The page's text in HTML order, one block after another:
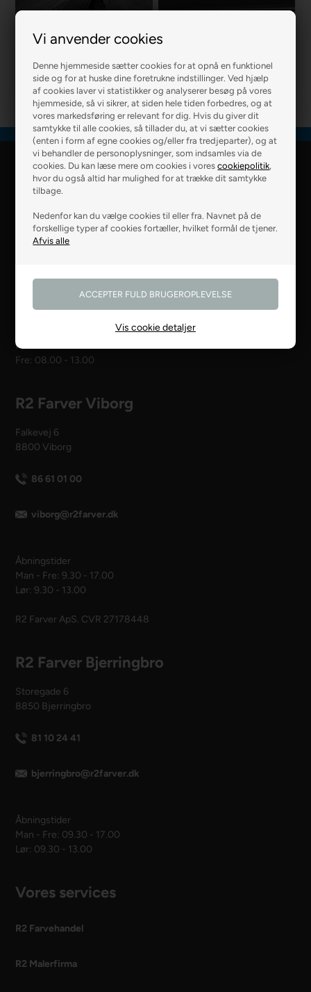
Vi anvender cookies
Denne hjemmeside sætter cookies for at opnå en funktionel
side og for at huske dine foretrukne indstillinger. Ved hjælp
af cookies laver vi statistikker og analyserer besøg på vores
hjemmeside, så vi sikrer, at siden hele tiden forbedres, og at
vores markedsføring er relevant for dig. Hvis du giver dit
samtykke til alle cookies, så tillader du, at vi sætter cookies
(enten i form af egne cookies og/eller fra tredjeparter), og at
vi behandler de personoplysninger, som indsamles via de
cookies. Du kan læse mere om cookies i vorescookiepolitik,
hvor du også altid har mulighed for at trække dit samtykke
tilbage.
Nedenfor kan du vælge cookies til eller fra. Navnet på de
forskellige typer af cookies fortæller, hvilket formål de tjener.
Vis cookie detaljer
R2 MURER
R2 Farver Webshop
8800 Viborg
28 99 50 14
webshop@r2.dk
Man - tors: 08.00 - 16.00
Fre: 08.00 - 13.00
R2 Farver Viborg
Falkevej 6
8800 Viborg
86 61 01 00
viborg@r2farver.dk
Åbningstider
Man - Fre: 9.30 - 17.00
Lør: 9.30 - 13.00
R2 Farver ApS. CVR 27178448
R2 Farver Bjerringbro
Storegade 6
8850 Bjerringbro
81 10 24 41
bjerringbro@r2farver.dk
Åbningstider
Man - Fre: 09.30 - 17.00
Lør: 09.30 - 13.00
Vores services
R2 Farvehandel
R2 Malerfirma